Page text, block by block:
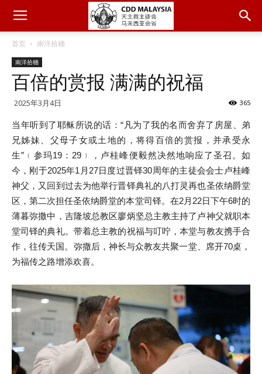
首页 南洋拾穗
南洋拾穗
百倍的赏报 满满的祝福
2025年3月4日 365
当年听到了耶稣所说的话：“凡为了我的名而舍弃了房屋、弟
兄姊妹、父母子女或土地的，将得百倍的赏报，并承受永
生”﹙参玛19：29﹚，卢桂峰便毅然决然地响应了圣召。如
今，刚于2025年1月27日度过晋铎30周年的主徒会会士卢桂峰
神父，又回到过去为他举行晋铎典礼的八打灵再也圣依纳爵堂
区，第二次担任圣依纳爵堂的本堂司铎。在2月22日下午6时的
薄暮弥撒中，吉隆坡总教区廖炳坚总主教主持了卢神父就职本
堂司铎的典礼。带着总主教的祝福与叮咛，本堂与教友携手合
作，往传天国。弥撒后，神长与众教友共聚一堂、席开70桌，
为福传之路增添欢喜。